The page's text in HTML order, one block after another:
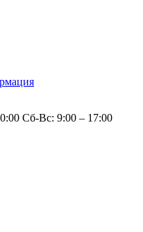
Сб-Вс: 9:00 – 17:00